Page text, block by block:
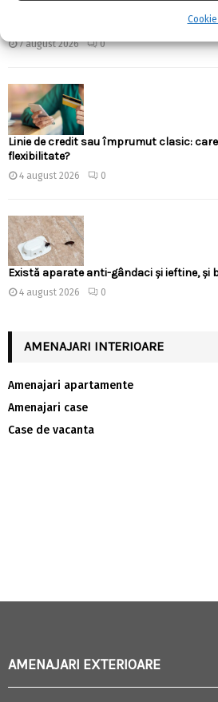
7 august 2026 0
Linie de credit sau împrumut clasic:
flexibilitate?
4 august 2026 0
Există aparate anti-gândaci și ieftine, și
4 august 2026 0
AMENAJARI INTERIOARE
Amenajari apartamente
Amenajari case
Case de vacanta
AMENAJARI EXTERIOARE